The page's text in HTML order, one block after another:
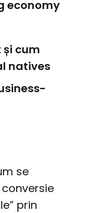
economy
cum
natives
se
prin